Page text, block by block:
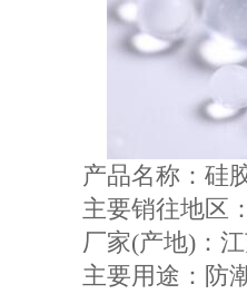
产品名称：硅
主要销往地区：
厂家(产地)：江
主要用途：防